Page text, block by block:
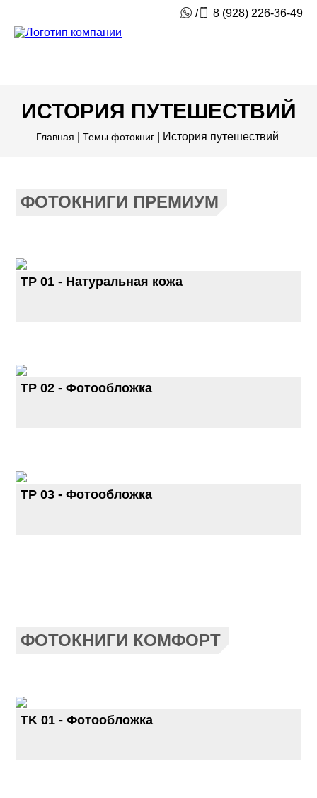
/ 8 (928) 226-36-49
ИСТОРИЯ ПУТЕШЕСТВИЙ
Главная Темы фотокниг| История путешествий
ФОТОКНИГИ ПРЕМИУМ
TP 01 - Натуральная кожа
TP 02 - Фотообложка
TP 03 - Фотообложка
ФОТОКНИГИ КОМФОРТ
TK 01 - Фотообложка